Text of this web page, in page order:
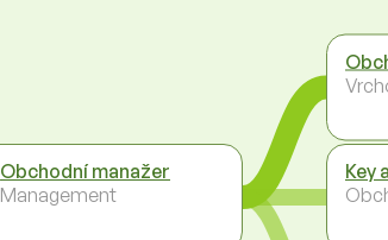
Obchodní manažer
Management
Key